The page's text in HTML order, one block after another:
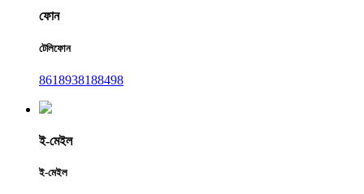
ফোন
টেলিফোন
8618938188498
ই-মেইল
ই-মেইল